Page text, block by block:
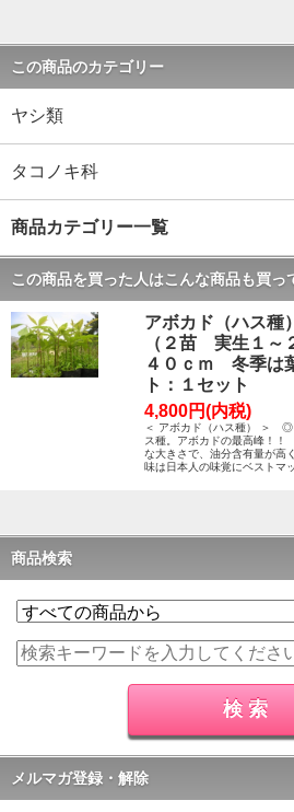
この商品のカテゴリー
ヤシ類
タコノキ科
商品カテゴリー一覧
この商品を買った人はこんな商品も買っ
アボカド（ハス種
（２苗 実生１～
４０ｃｍ 冬季は
ト：１セット
4,800円(内税)
＜ アボカド（ハス種） ＞ ◎
ス種。アボカドの最高峰！
な大きさで、油分含有量が高
味は日本人の味覚にベストマ
商品検索
メルマガ登録・解除